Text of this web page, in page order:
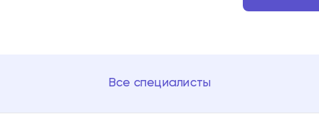
Все специалисты